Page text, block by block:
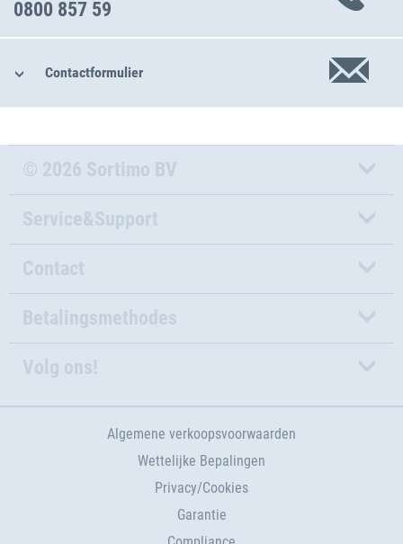
0800 857 59
Contactformulier
© 2026 Sortimo BV
Service&Support
Contact
Betalingsmethodes
Volg ons!
Algemene verkoopsvoorwaarden
Wettelijke Bepalingen
Privacy/Cookies
Garantie